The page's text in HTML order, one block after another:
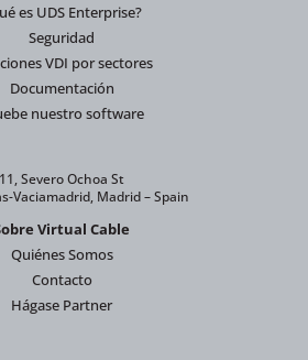
es UDS Enterprise?
Seguridad
VDI por sectores
Documentación
nuestro software
11, Severo Ochoa St
Vaciamadrid, Madrid – Spain
Virtual Cable
Quiénes Somos
Contacto
Hágase Partner